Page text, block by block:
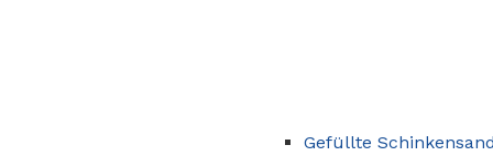
Gefüllte